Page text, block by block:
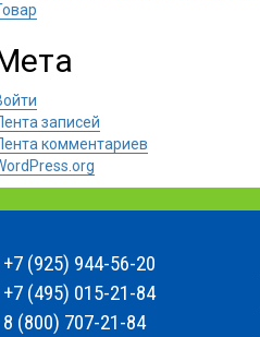
записей
комментариев
+7 (925) 944-56-20
+7 (495) 015-21-84
8 (800) 707-21-84